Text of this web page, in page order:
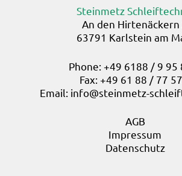
Steinmetz
An den Hirtenäckern
63791 Karlstein am
Phone: +49 6188 / 9 95
Fax: +49 61 88 / 77
Email: info@steinmetz-
AGB
Impressum
Datenschutz